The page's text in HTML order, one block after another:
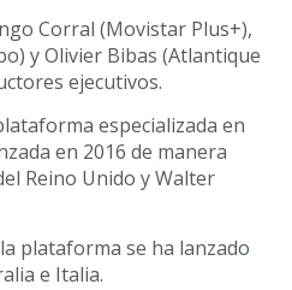
Corral (Movistar Plus+),
y Olivier Bibas (Atlantique
ejecutivos.
especializada en
en 2016 de manera
Reino Unido y Walter
plataforma se ha lanzado
e Italia.